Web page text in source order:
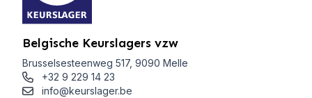
Belgische Keurslagers vzw
Brusselsesteenweg 517, 9090 Melle
+32 9 229 14 23
info@keurslager.be